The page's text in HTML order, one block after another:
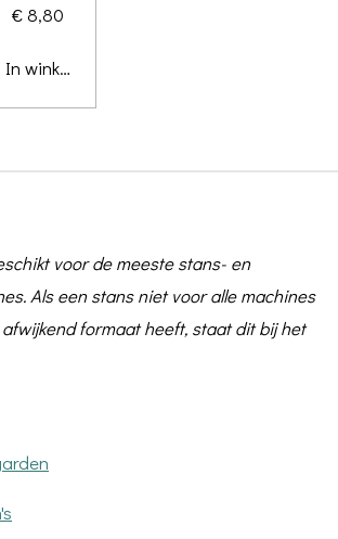
€ 8,80
In winkelwagen
voor de meeste stans- en
Als een stans niet voor alle machines
formaat heeft, staat dit bij het